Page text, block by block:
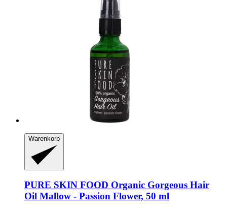
Warenkorb
PURE SKIN FOOD Organic Gorgeous Hair
Oil Mallow -​ Passion Flower, 50 ml